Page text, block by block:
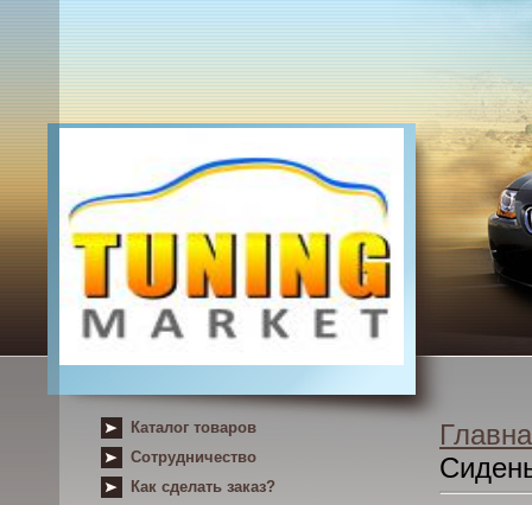
Каталог товаров
Сотрудничество
Как сделать заказ?